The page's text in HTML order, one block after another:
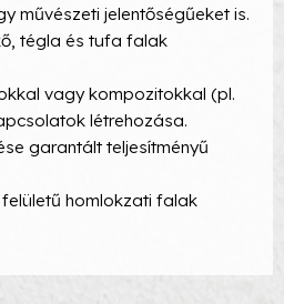
művészeti jelentőségűeket is.
tégla és tufa falak
vagy kompozitokkal (pl.
létrehozása.
garantált teljesítményű
homlokzati falak